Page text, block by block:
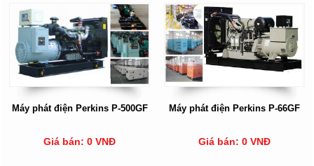
Máy phát điện Perkins P-500GF
Giá bán: 0 VNĐ
Máy phát điện Perkins P-66GF
Giá bán: 0 VNĐ